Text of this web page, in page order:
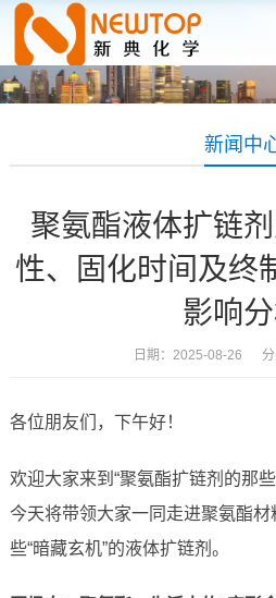
新闻中
聚氨酯液体扩链
性、固化时间及终
影响
日期：2025-08-26 分
各位朋友们，下午好！
欢迎大家来到“聚氨酯扩链剂的那
今天将带领大家一同走进聚氨酯
些“暗藏玄机”的液体扩链剂。